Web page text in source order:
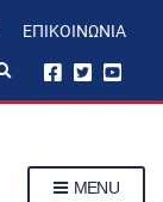
ΕΠΙΚΟΙΝΩΝΊΑ
p
MENU